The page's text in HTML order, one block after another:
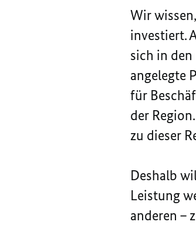
Wir
investiert.
sich in
angelegte
für
der
zu dieser
Deshalb
Leistung
anderen –